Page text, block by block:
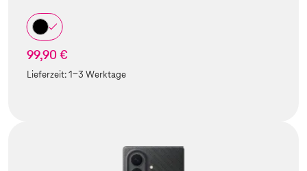
99,90 €
Lieferzeit:1-3 Werktage